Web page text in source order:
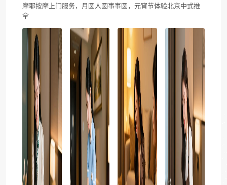
摩耶按摩上门服务，月圆人圆事事圆，元宵节体验北京中式推
拿